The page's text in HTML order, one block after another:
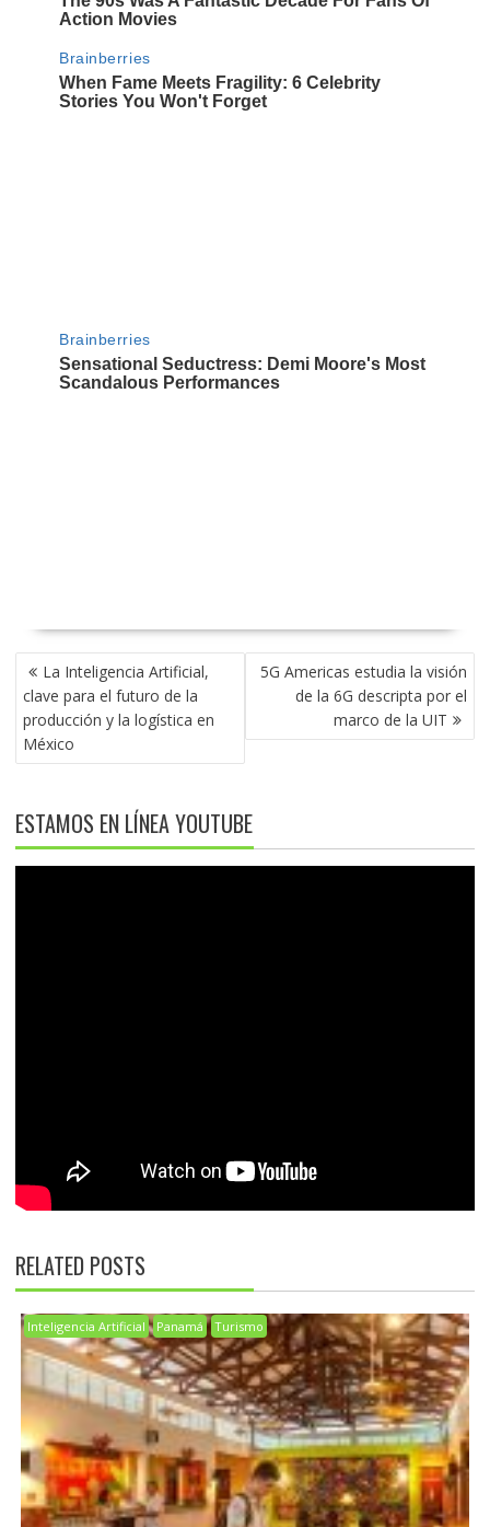
NAVEGACIÓN
DE
ENTRADAS
La Inteligencia Artificial,
clave para el futuro de la
producción y la logística en
México
5G Americas estudia la visión
de la 6G descripta por el
marco de la UIT
ESTAMOS EN LÍNEA YOUTUBE
RELATED POSTS
Inteligencia Artificial Panamá Turismo